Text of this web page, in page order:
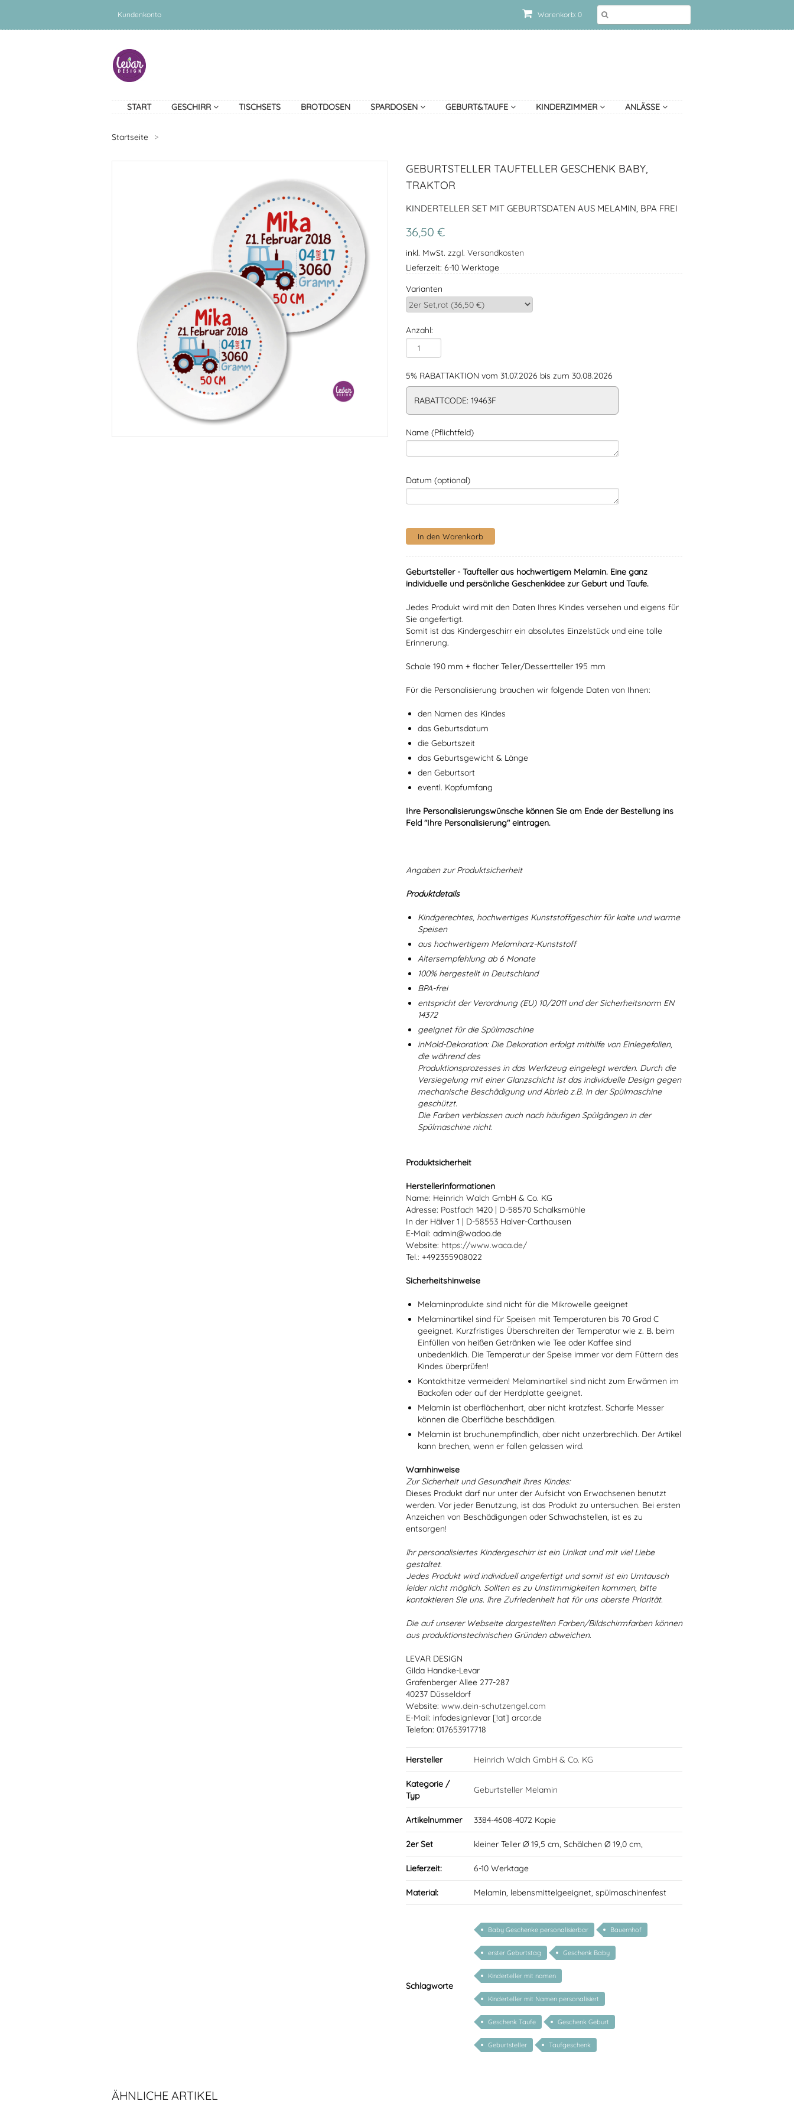
Warenkorb: 0
Kundenkonto
START GESCHIRR TISCHSETS BROTDOSEN SPARDOSEN GEBURT&TAUFE KINDERZIMMER ANLÄSSE
Startseite >
GEBURTSTELLER TAUFTELLER GESCHENK BABY,
TRAKTOR
KINDERTELLER SET MIT GEBURTSDATEN AUS MELAMIN, BPA FREI
36,50 €
inkl. MwSt. zzgl. Versandkosten
Lieferzeit: 6-10 Werktage
Varianten
Anzahl:
5% RABATTAKTION vom 31.07.2026 bis zum 30.08.2026
RABATTCODE: 19463F
Name (Pflichtfeld)
Datum (optional)
Geburtsteller - Taufteller aus hochwertigem Melamin. Eine ganz
individuelle und persönliche Geschenkidee zur Geburt und Taufe.
Jedes Produkt wird mit den Daten Ihres Kindes versehen und eigens für
Sie angefertigt.
Somit ist das Kindergeschirr ein absolutes Einzelstück und eine tolle
Erinnerung.
Schale 190 mm + flacher Teller/Dessertteller 195 mm
Für die Personalisierung brauchen wir folgende Daten von Ihnen:
den Namen des Kindes
das Geburtsdatum
die Geburtszeit
das Geburtsgewicht & Länge
den Geburtsort
eventl. Kopfumfang
Ihre Personalisierungswünsche können Sie am Ende der Bestellung ins
Feld "Ihre Personalisierung" eintragen.
Angaben zur Produktsicherheit
Produktdetails
Kindgerechtes, hochwertiges Kunststoffgeschirr für kalte und warme
Speisen
aus hochwertigem Melamharz-Kunststoff
Altersempfehlung ab 6 Monate
100% hergestellt in Deutschland
BPA-frei
entspricht der Verordnung (EU) 10/2011 und der Sicherheitsnorm EN
14372
geeignet für die Spülmaschine
inMold-Dekoration: Die Dekoration erfolgt mithilfe von Einlegefolien,
die während des
Produktionsprozesses in das Werkzeug eingelegt werden. Durch die
Versiegelung mit einer Glanzschicht ist das individuelle Design gegen
mechanische Beschädigung und Abrieb z.B. in der Spülmaschine
geschützt.
Die Farben verblassen auch nach häufigen Spülgängen in der
Spülmaschine nicht.
Produktsicherheit
Herstellerinformationen
Name: Heinrich Walch GmbH & Co. KG
Adresse: Postfach 1420 | D-58570 Schalksmühle
In der Hälver 1 | D-58553 Halver-Carthausen
E-Mail: admin@wadoo.de
Website: https://www.waca.de/
Tel.: +492355908022
Sicherheitshinweise
Melaminprodukte sind nicht für die Mikrowelle geeignet
Melaminartikel sind für Speisen mit Temperaturen bis 70 Grad C
geeignet. Kurzfristiges Überschreiten der Temperatur wie z. B. beim
Einfüllen von heißen Getränken wie Tee oder Kaffee sind
unbedenklich. Die Temperatur der Speise immer vor dem Füttern des
Kindes überprüfen!
Kontakthitze vermeiden! Melaminartikel sind nicht zum Erwärmen im
Backofen oder auf der Herdplatte geeignet.
Melamin ist oberflächenhart, aber nicht kratzfest. Scharfe Messer
können die Oberfläche beschädigen.
Melamin ist bruchunempfindlich, aber nicht unzerbrechlich. Der Artikel
kann brechen, wenn er fallen gelassen wird.
Warnhinweise
Zur Sicherheit und Gesundheit Ihres Kindes:
Dieses Produkt darf nur unter der Aufsicht von Erwachsenen benutzt
werden. Vor jeder Benutzung, ist das Produkt zu untersuchen. Bei ersten
Anzeichen von Beschädigungen oder Schwachstellen, ist es zu
entsorgen!
Ihr personalisiertes Kindergeschirr ist ein Unikat und mit viel Liebe
gestaltet.
Jedes Produkt wird individuell angefertigt und somit ist ein Umtausch
leider nicht möglich. Sollten es zu Unstimmigkeiten kommen, bitte
kontaktieren Sie uns. Ihre Zufriedenheit hat für uns oberste Priorität.
Die auf unserer Webseite dargestellten Farben/Bildschirmfarben können
aus produktionstechnischen Gründen abweichen.
LEVAR DESIGN
Gilda Handke-Levar
Grafenberger Allee 277-287
40237 Düsseldorf
Website: www.dein-schutzengel.com
E-Mail: infodesignlevar [!at] arcor.de
Telefon: 017653917718
Hersteller Heinrich Walch GmbH & Co. KG
Kategorie /
Typ
Geburtsteller Melamin
Artikelnummer 3384-4608-4072 Kopie
2er Set kleiner Teller Ø 19,5 cm, Schälchen Ø 19,0 cm,
Lieferzeit: 6-10 Werktage
Material: Melamin, lebensmittelgeeignet, spülmaschinenfest
Schlagworte
Baby Geschenke personalisierbar Bauernhof
erster Geburtstag Geschenk Baby
Kinderteller mit namen
Kinderteller mit Namen personalisiert
Geschenk Taufe Geschenk Geburt
Geburtsteller Taufgeschenk
ÄHNLICHE ARTIKEL